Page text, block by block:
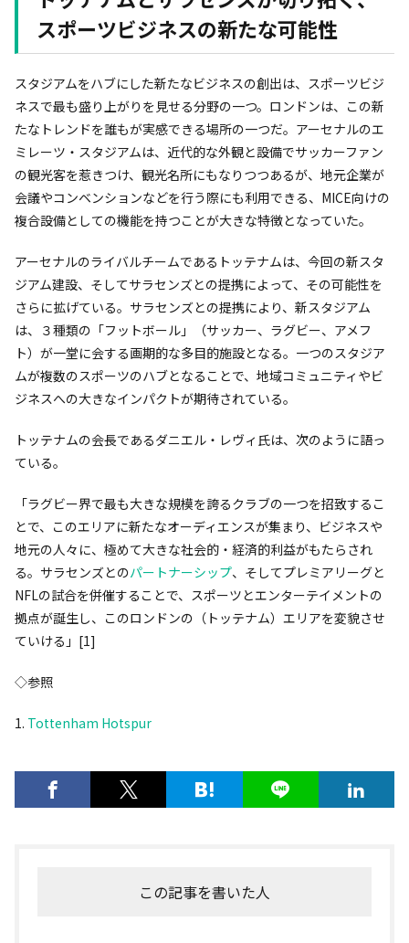
スポーツビジネスの新たな可能性
スタジアムをハブにした新たなビジネスの創出は、スポーツビジ
ネスで最も盛り上がりを見せる分野の一つ。ロンドンは、この新
たなトレンドを誰もが実感できる場所の一つだ。アーセナルのエ
ミレーツ・スタジアムは、近代的な外観と設備でサッカーファン
の観光客を惹きつけ、観光名所にもなりつつあるが、地元企業が
会議やコンベンションなどを行う際にも利用できる、MICE向けの
複合設備としての機能を持つことが大きな特徴となっていた。
アーセナルのライバルチームであるトッテナムは、今回の新スタ
ジアム建設、そしてサラセンズとの提携によって、その可能性を
さらに拡げている。サラセンズとの提携により、新スタジアム
は、３種類の「フットボール」（サッカー、ラグビー、アメフ
ト）が一堂に会する画期的な多目的施設となる。一つのスタジア
ムが複数のスポーツのハブとなることで、地域コミュニティやビ
ジネスへの大きなインパクトが期待されている。
トッテナムの会長であるダニエル・レヴィ氏は、次のように語っ
ている。
「ラグビー界で最も大きな規模を誇るクラブの一つを招致するこ
とで、このエリアに新たなオーディエンスが集まり、ビジネスや
地元の人々に、極めて大きな社会的・経済的利益がもたらされ
る。サラセンズとのパートナーシップ、そしてプレミアリーグと
NFLの試合を併催することで、スポーツとエンターテイメントの
拠点が誕生し、このロンドンの（トッテナム）エリアを変貌させ
ていける」[1]
◇参照
1. Tottenham Hotspur
この記事を書いた人